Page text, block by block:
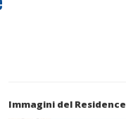
Immagini del Residence